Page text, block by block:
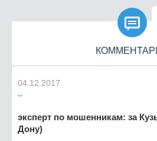

04.12.2017
"'
эксперт по мошенникам: за
Дону)